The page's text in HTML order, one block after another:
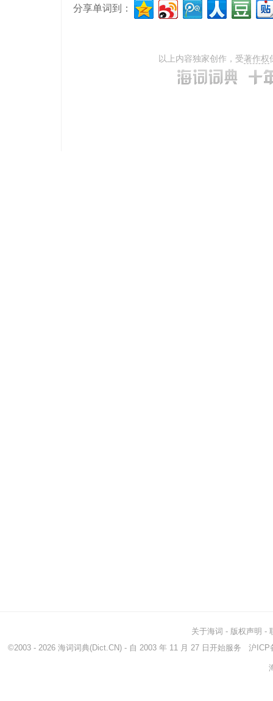
分享单词到：
以上内容独家创作，受著作权
关于海词 - 版权声明 -
©2003 - 2026 海词词典(Dict.CN) - 自 2003 年 11 月 27 日开始服务 沪ICP